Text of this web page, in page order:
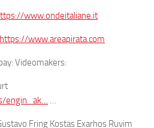
www.ondeitaliane.it
https://www.areapirata.com
Videomakers:
engin_ak… …
Fring Kostas Exarhos Ruvim